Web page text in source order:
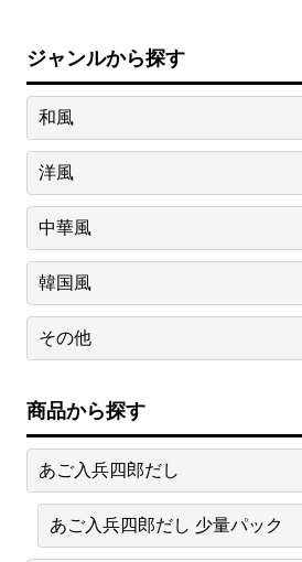
ジャンルから探す
和風
洋風
中華風
韓国風
その他
商品から探す
あご入兵四郎だし
あご入兵四郎だし 少量パック